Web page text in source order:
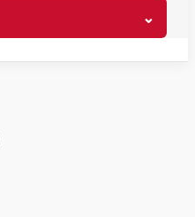
⌄